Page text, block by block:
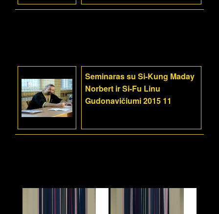
Seminaras su Si-Kung Maday
Norbert ir Si-Fu Linu
Gudonavičiumi 2015 11